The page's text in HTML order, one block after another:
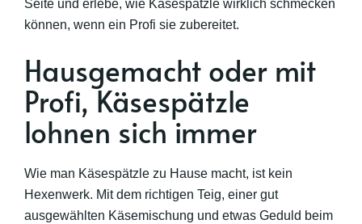
Seite und erlebe, wie Käsespätzle wirklich schmecken
können, wenn ein Profi sie zubereitet.
Hausgemacht oder mit
Profi, Käsespätzle
lohnen sich immer
Wie man Käsespätzle zu Hause macht, ist kein
Hexenwerk. Mit dem richtigen Teig, einer gut
ausgewählten Käsemischung und etwas Geduld beim